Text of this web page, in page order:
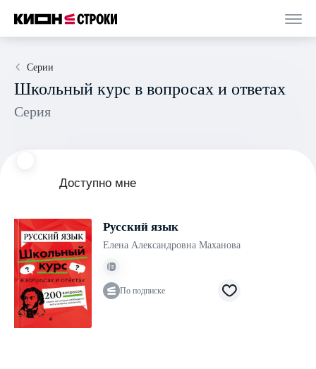
Серии
Школьный курс в вопросах и ответах
Серия
Доступно мне
Русский язык
Елена Александровна Маханова
По подписке